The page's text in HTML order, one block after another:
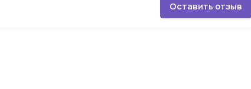
Оставить отзыв